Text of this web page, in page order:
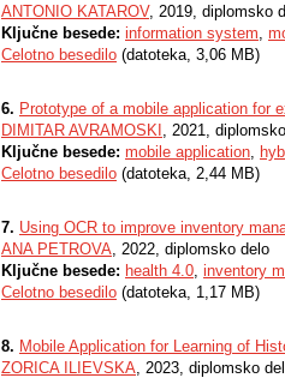
ANTONIO KATAROV, 2019, diplomsko
Ključne besede: information system,
Celotno besedilo (datoteka, 3,06 MB)
6. Prototype of a mobile application for
DIMITAR AVRAMOSKI , 2021,
Ključne besede: mobile application,
Celotno besedilo (datoteka, 2,44 MB)
7. Using OCR to improve inventory
ANA PETROVA, 2022, diplomsko delo
Ključne besede: health 4.0, inventory
Celotno besedilo (datoteka, 1,17 MB)
8. Mobile Application for Learning of
ZORICA ILIEVSKA, 2023, diplomsko